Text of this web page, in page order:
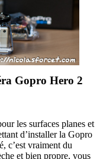
Gopro Hero 2
les surfaces planes et
d’installer la Gopro
c’est vraiment du
et bien propre, vous